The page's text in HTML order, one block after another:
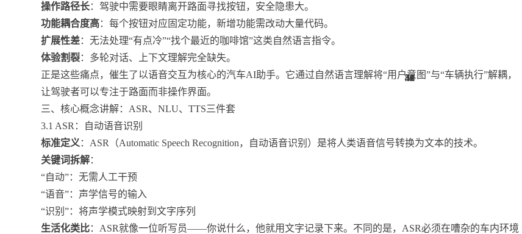
操作路径长：驾驶中需要眼睛离开路面寻找按钮，安全隐患大。
功能耦合度高：每个按钮对应固定功能，新增功能需改动大量代码。
扩展性差：无法处理“有点冷”“找个最近的咖啡馆”这类自然语言指令。
体验割裂：多轮对话、上下文理解完全缺失。
正是这些痛点，催生了以语音交互为核心的汽车AI助手。它通过自然语言理解将“用户意图”与“车辆执行”解耦，
让驾驶者可以专注于路面而非操作界面。
三、核心概念讲解：ASR、NLU、TTS三件套
3.1 ASR：自动语音识别
标准定义 ：ASR（Automatic Speech Recognition，自动语音识别）是将人类语音信号转换为文本的技术。
关键词拆解：
“自动”：无需人工干预
“语音”：声学信号的输入
“识别”：将声学模式映射到文字序列
生活化类比：ASR就像一位听写员——你说什么，他就用文字记录下来。不同的是，ASR必须在嘈杂的车内环境
32
11
32
11
11
32
52
48
48
48
49
32
52